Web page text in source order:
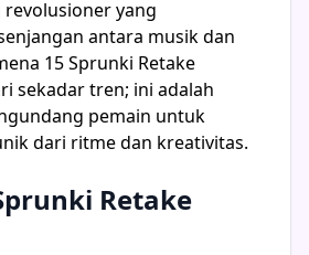
yang
antara musik dan
15 Sprunki Retake
sekadar tren; ini adalah
pemain untuk
dari ritme dan kreativitas.
Retake